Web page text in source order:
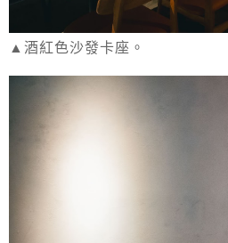
▲酒紅色沙發卡座。